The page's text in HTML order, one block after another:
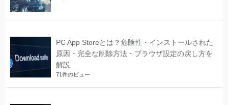
PC App Storeとは？危険性・インストールされた
原因・完全な削除方法・ブラウザ設定の戻し方を
解説
71件のビュー